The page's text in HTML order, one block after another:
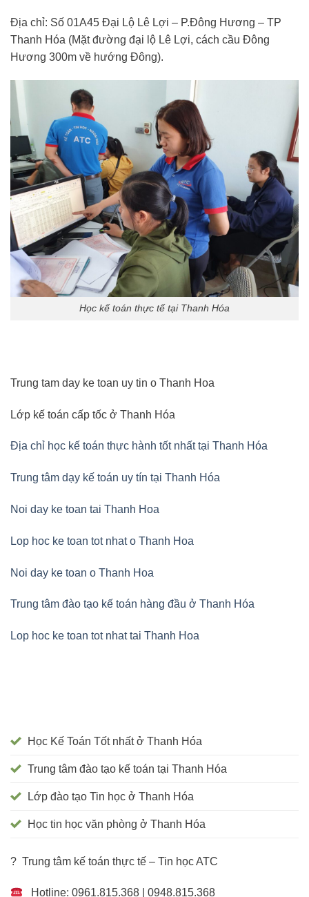
Địa chỉ: Số 01A45 Đại Lộ Lê Lợi – P.Đông Hương – TP
Thanh Hóa (Mặt đường đại lộ Lê Lợi, cách cầu Đông
Hương 300m về hướng Đông).
Học kế toán thực tế tại Thanh Hóa
Trung tam day ke toan uy tin o Thanh Hoa
Lớp kế toán cấp tốc ở Thanh Hóa
Địa chỉ học kế toán thực hành tốt nhất tại Thanh Hóa
Trung tâm dạy kế toán uy tín tại Thanh Hóa
Noi day ke toan tai Thanh Hoa
Lop hoc ke toan tot nhat o Thanh Hoa
Noi day ke toan o Thanh Hoa
Trung tâm đào tạo kế toán hàng đầu ở Thanh Hóa
Lop hoc ke toan tot nhat tai Thanh Hoa
Học Kế Toán Tốt nhất ở Thanh Hóa
Trung tâm đào tạo kế toán tại Thanh Hóa
Lớp đào tạo Tin học ở Thanh Hóa
Học tin học văn phòng ở Thanh Hóa
? Trung tâm kế toán thực tế – Tin học ATC
Hotline: 0961.815.368 | 0948.815.368